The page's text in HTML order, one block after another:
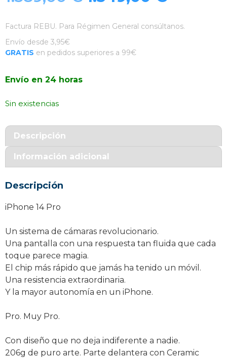
precio
Factura REBU. Para Régimen General consúltanos.
Envío desde 3,95€
GRATIS en pedidos superiores a 99€
Envío en 24 horas
Sin existencias
Descripción
Información adicional
Descripción
iPhone 14 Pro
Un sistema de cámaras revolucionario.
Una pantalla con una respuesta tan fluida que cada
toque parece magia.
El chip más rápido que jamás ha tenido un móvil.
Una resistencia extraordinaria.
Y la mayor autonomía en un iPhone.
Pro. Muy Pro.
Con diseño que no deja indiferente a nadie.
206g de puro arte. Parte delantera con Ceramic